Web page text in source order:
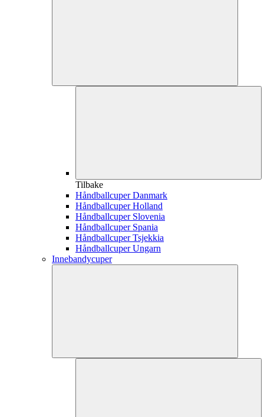
Tilbake
Håndballcuper Danmark
Håndballcuper Holland
Håndballcuper Slovenia
Håndballcuper Spania
Håndballcuper Tsjekkia
Håndballcuper Ungarn
Innebandycuper